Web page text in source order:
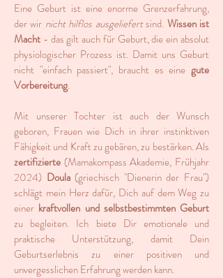
Eine Geburt ist eine enorme Grenzerfahrung,
der wir nicht hilflos ausgeliefertsind. Wissen ist
Macht - das gilt auch für Geburt, die ein absolut
physiologischer Prozess ist. Damit uns Geburt
nicht "einfach passiert", braucht es eine gute
Vorbereitung.
Mit unserer Tochter ist auch der Wunsch
geboren, Frauen wie Dich in ihrer instinktiven
Fähigkeit und Kraft zu gebären, zu bestärken. Als
zertifizierte (Mamakompass Akademie, Frühjahr
2024) Doula (griechisch "Dienerin der Frau")
schlägt mein Herz dafür, Dich auf dem Weg zu
einer kraftvollen und selbstbestimmten Geburt
zu begleiten. Ich bieteDir emotionale und
praktische Unterstützung, damit Dein
Geburtserlebnis zu einer positiven und
unvergesslichen Erfahrung werden kann.